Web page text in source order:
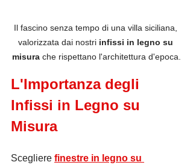
Il fascino senza tempo di una villa siciliana,
valorizzata dai nostri infissi in legno su
misura che rispettano l'architettura d'epoca.
L'Importanza degli
Infissi in Legno su
Misura
Scegliere finestre in legno su